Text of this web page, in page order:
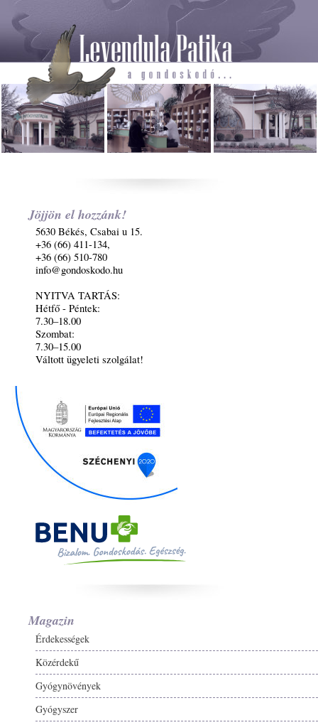
Jöjjön el hozzánk!
5630 Békés, Csabai u 15.
+36 (66) 411-134,
+36 (66) 510-780
info@gondoskodo.hu
NYITVA TARTÁS:
Hétfő - Péntek:
7.30–18.00
Szombat:
7.30–15.00
Váltott ügyeleti szolgálat!
Magazin
Érdekességek
Közérdekű
Gyógynövények
Gyógyszer